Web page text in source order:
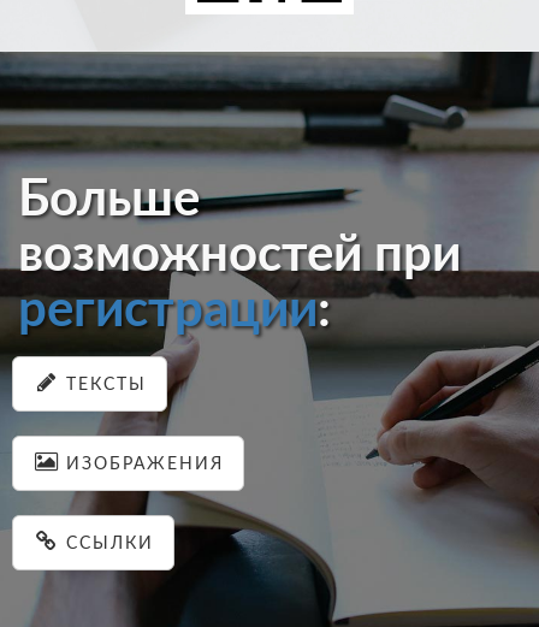
Больше
возможностей при
регистрации:
ТЕКСТЫ
ИЗОБРАЖЕНИЯ
ССЫЛКИ